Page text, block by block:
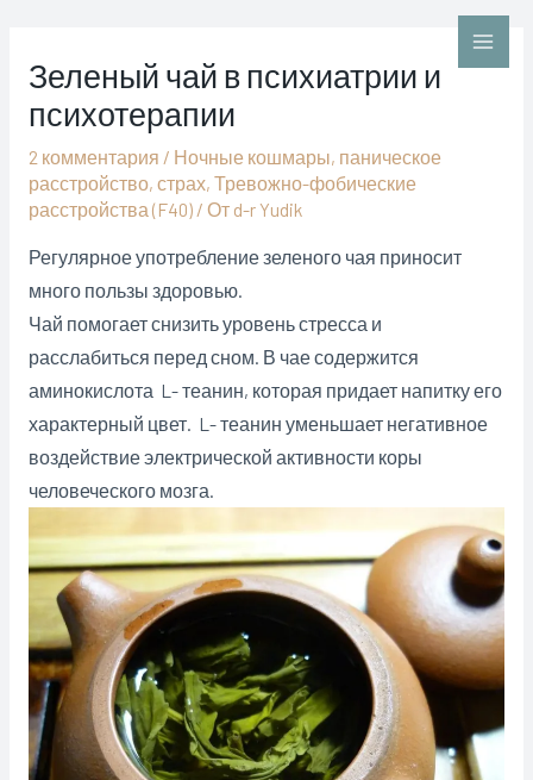
содержимому
Main
Зеленый чай в психиатрии и
психотерапии
2 комментария / Ночные кошмары, паническое
расстройство, страх, Тревожно-фобические
расстройства (F40)/ От d-r Yudik
Регулярное употребление зеленого чая приносит
много пользы здоровью.
Чай помогает снизить уровень стресса и
расслабиться перед сном. В чае содержится
аминокислота L- теанин, которая придает напитку его
характерный цвет. L- теанин уменьшает негативное
воздействие электрической активности коры
человеческого мозга.